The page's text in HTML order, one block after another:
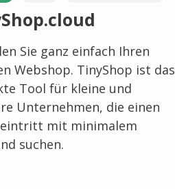
Sie ganz einfach Ihren
Webshop. TinyShop ist das
Tool für kleine und
Unternehmen, die einen
mit minimalem
suchen.